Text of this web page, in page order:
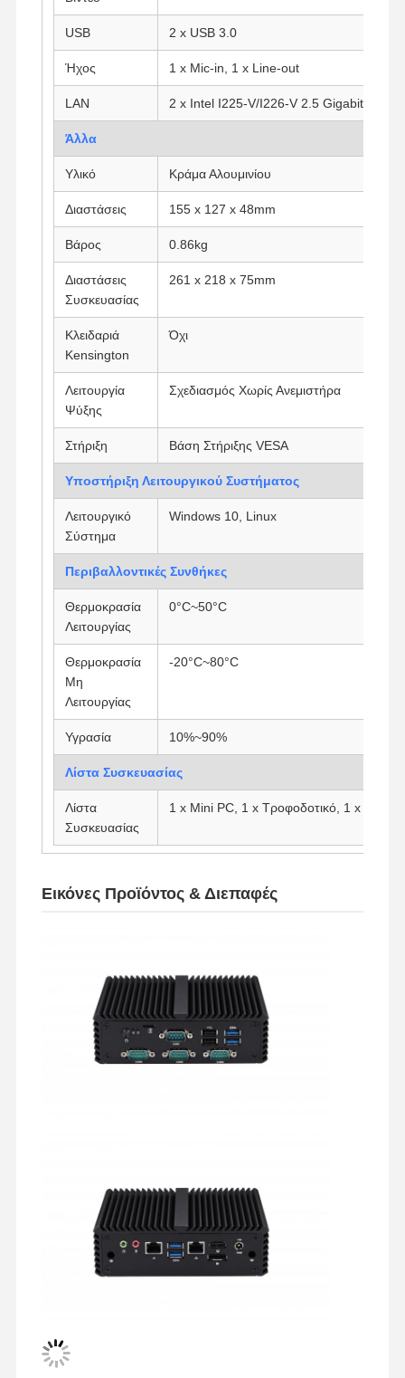
Βιομηχανική μητρική πλακέτα
Μητρική πλακέτα firewall
USB 2 x USB 3.0
Ήχος 1 x Mic-in, 1 x Line-out
LAN 2 x Intel I225-V/I226-V 2.5 Gigabit LAN
Άλλα
Υλικό Κράμα Αλουμινίου
Διαστάσεις 155 x 127 x 48mm
Βάρος 0.86kg
Διαστάσεις
Συσκευασίας
261 x 218 x 75mm
Κλειδαριά
Kensington
Όχι
Λειτουργία
Ψύξης
Σχεδιασμός Χωρίς Ανεμιστήρα
Στήριξη Βάση Στήριξης VESA
Υποστήριξη Λειτουργικού Συστήματος
Λειτουργικό
Σύστημα
Windows 10, Linux
Περιβαλλοντικές Συνθήκες
Θερμοκρασία
Λειτουργίας
0°C~50°C
Θερμοκρασία
Μη
Λειτουργίας
-20°C~80°C
Υγρασία 10%~90%
Λίστα Συσκευασίας
Λίστα
Συσκευασίας
1 x Mini PC, 1 x Τροφοδοτικό, 1 x
Εικόνες Προϊόντος & Διεπαφές